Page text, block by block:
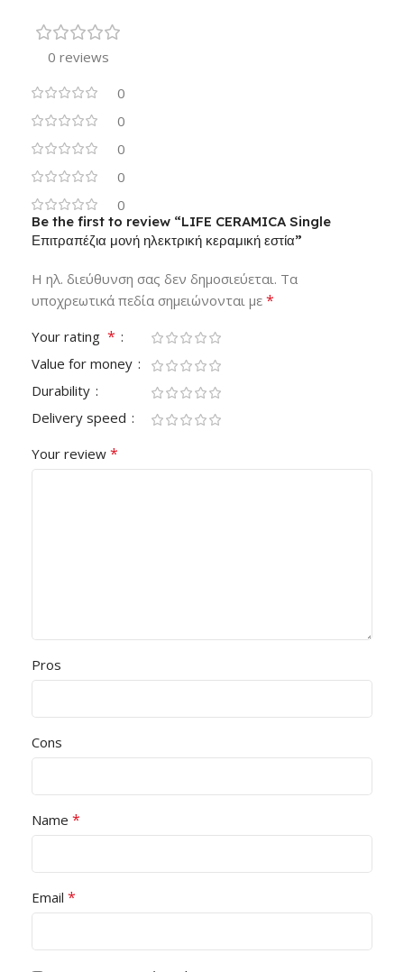
0 reviews
0
0
0
0
0
Be the first to review “LIFE CERAMICA Single
Επιτραπέζια μονή ηλεκτρική κεραμική εστία”
Η ηλ. διεύθυνση σας δεν δημοσιεύεται. Τα
υποχρεωτικά πεδία σημειώνονται με *
Your rating *
Value for money
Durability
Delivery speed
Your review *
Pros
Cons
Name *
Email *